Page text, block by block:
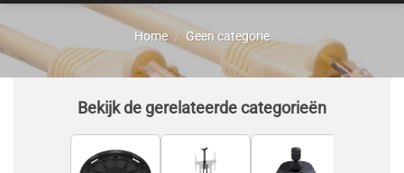
Home / Geen categorie
Bekijk de gerelateerde categorieën